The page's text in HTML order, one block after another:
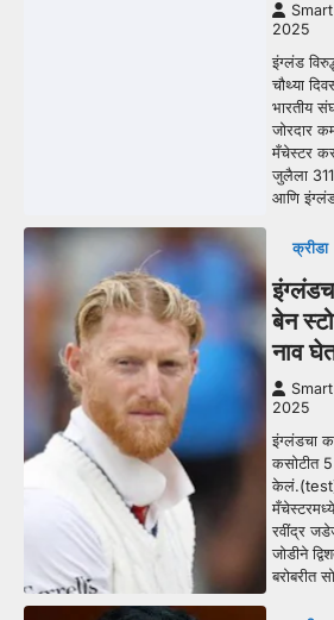
2025
इंग्लंड
चौथ्या
भारतीय
जोरदार
मँचेस्टर
जुलैला 311
आणि
क्रीडा
बेन
नाव
2025
इंग्लंडचा
कसोटीत
केलं.(test)
रवींद्र
जोडीने
बरोबरीत